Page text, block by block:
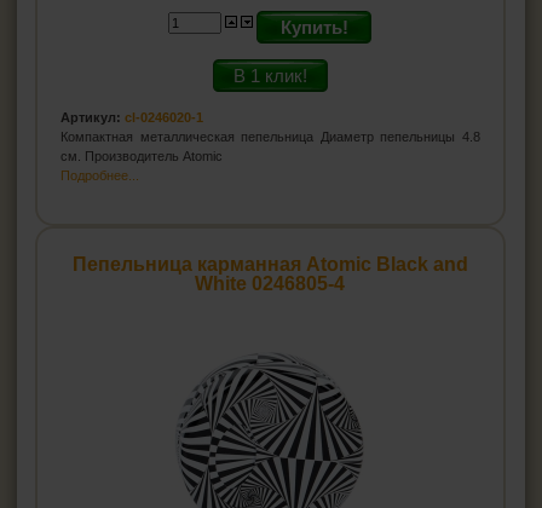
Купить!
В 1 клик!
Артикул: cl-0246020-1
Компактная металлическая пепельница Диаметр пепельницы 4.8
см. Производитель Atomic
Подробнее...
Пепельница карманная Atomic Black and
White 0246805-4